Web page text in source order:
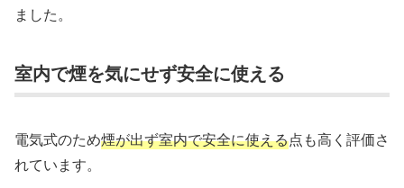
ました。
室内で煙を気にせず安全に使える
電気式のため煙が出ず室内で安全に使える点も高く評価さ
れています。